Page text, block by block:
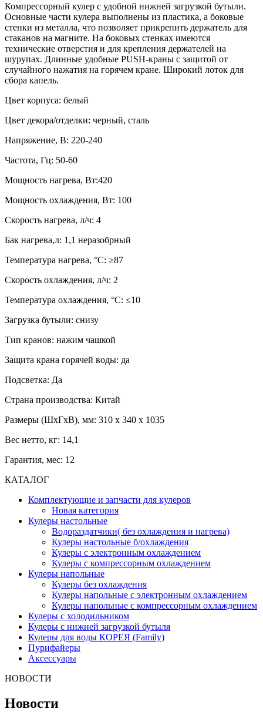
Компрессорный кулер с удобной нижней загрузкой бутыли.
Основные части кулера выполнены из пластика, а боковые
стенки из металла, что позволяет прикрепить держатель для
стаканов на магните. На боковых стенках имеются
технические отверстия и для крепления держателей на
шурупах. Длинные удобные PUSH-краны с защитой от
случайного нажатия на горячем кране. Широкий лоток для
сбора капель.
Цвет корпуса: белый
Цвет декора/отделки: черный, сталь
Напряжение, В: 220-240
Частота, Гц: 50-60
Мощность нагрева, Вт:420
Мощность охлаждения, Вт: 100
Скорость нагрева, л/ч: 4
Бак нагрева,л: 1,1 неразобрный
Температура нагрева, °С: ≥87
Скорость охлаждения, л/ч: 2
Температура охлаждения, °С: ≤10
Загрузка бутыли: снизу
Тип кранов: нажим чашкой
Защита крана горячей воды: да
Подсветка: Да
Страна производства: Китай
Размеры (ШхГхВ), мм: 310 х 340 х 1035
Вес нетто, кг: 14,1
Гарантия, мес: 12
КАТАЛОГ
Комплектующие и запчасти для кулеров
Новая категория
Кулеры настольные
Водораздатчики( без охлаждения и нагрева)
Кулеры настольные б/охлаждения
Кулеры с электронным охлаждением
Кулеры с компрессорным охлаждением
Кулеры напольные
Кулеры без охлаждения
Кулеры напольные с электронным охлаждением
Кулеры напольные с компрессорным охлаждением
Кулеры с холодильником
Кулеры с нижней загрузкой бутыля
Кулеры для воды КОРЕЯ (Family)
Пурифайеры
Аксессуары
НОВОСТИ
Новости